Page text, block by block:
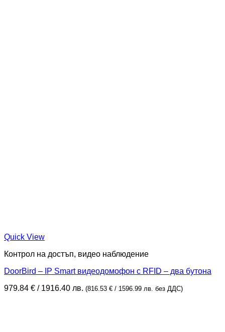
Quick View
Контрол на достъп, видео наблюдение
DoorBird – IP Smart видеодомофон с RFID – два бутона
979.84 € / 1916.40 лв. (816.53 € / 1596.99 лв. без ДДС)